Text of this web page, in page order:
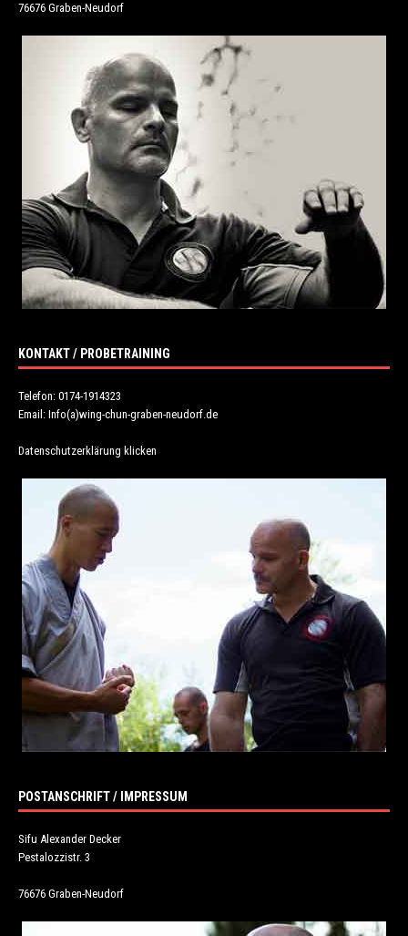
76676 Graben-Neudorf
KONTAKT / PROBETRAINING
Telefon: 0174-1914323
Email: Info(a)wing-chun-graben-neudorf.de
Datenschutzerklärung klicken
POSTANSCHRIFT / IMPRESSUM
Sifu Alexander Decker
Pestalozzistr. 3
76676 Graben-Neudorf